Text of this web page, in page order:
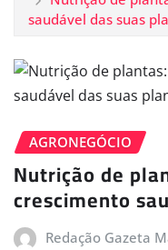
saudável das suas
AGRONEGÓCIO
Nutrição de
crescimento
Redação Gazeta